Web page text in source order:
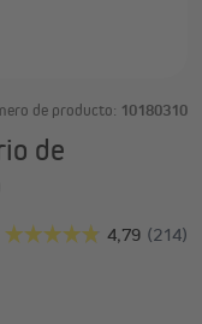
de producto: 10180310
de